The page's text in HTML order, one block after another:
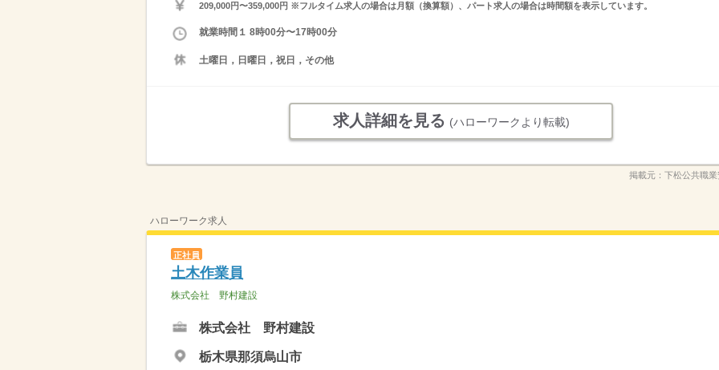
209,000円〜359,000円 ※フルタイム求人の場合は月額（換算額）、パート求人の場合は時間額を表示しています。
就業時間１ 8時00分〜17時00分
土曜日，日曜日，祝日，その他
求人詳細を見る (ハローワークより転載)
掲載元： 下松公共職
ハローワーク求人
正社員
土木作業員
株式会社 野村建設
株式会社 野村建設
栃木県那須烏山市